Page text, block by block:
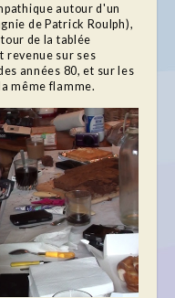
autour d'un
de Patrick Roulph),
de la tablée
revenue sur ses
années 80, et sur les
même flamme.